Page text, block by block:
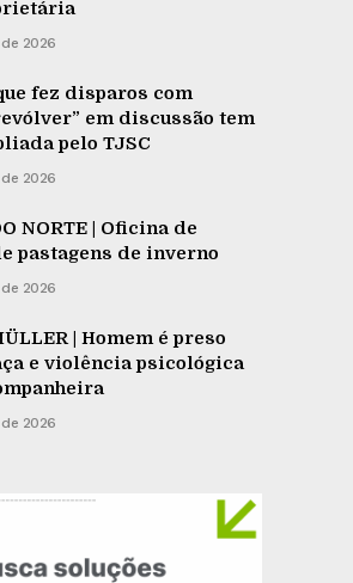
2026
fez disparos com
em discussão tem
pelo TJSC
2026
NORTE | Oficina de
pastagens de inverno
2026
| Homem é preso
e violência psicológica
2026